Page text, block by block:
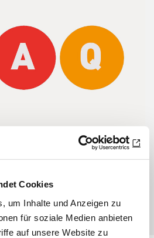
Cookies
um Inhalte und Anzeigen zu
für soziale Medien anbieten
auf unsere Website zu